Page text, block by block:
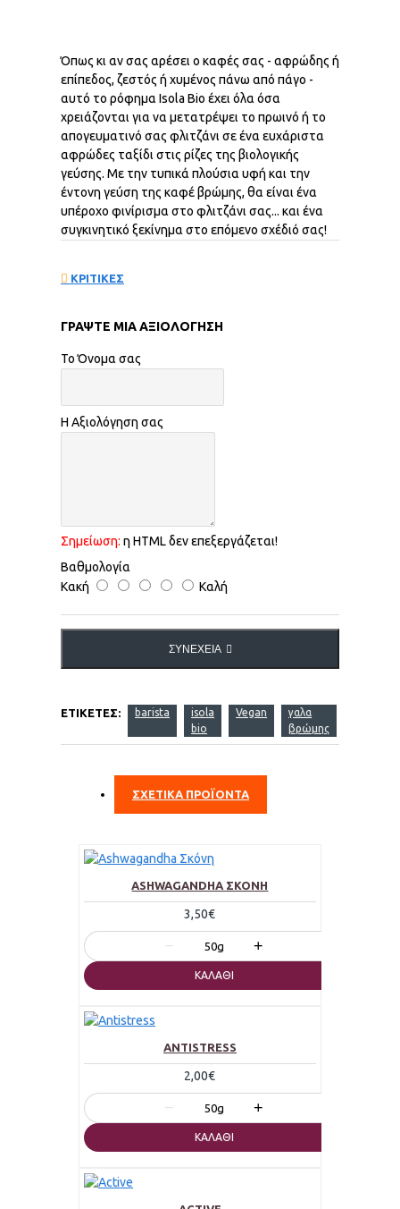
Όπως κι ανσας αρέσει ο καφές σας - αφρώδης ή
επίπεδος, ζεστός ήχυμένος πάνω από πάγο -
αυτό το ρόφημα IsolaBio έχει όλα όσα
χρειάζονται για να μετατρέψει το πρωινό ή το
απογευματινό σας φλιτζάνι σεένα ευχάριστα
αφρώδες ταξίδι στις ρίζες της βιολογικής
γεύσης. Με την τυπικά πλούσια υφήκαι την
έντονηγεύση της καφέβρώμης, θα είναι ένα
υπέροχο φινίρισμα στο φλιτζάνι σας... και ένα
συγκινητικό ξεκίνημα στο επόμενο σχέδιό σας!
ΚΡΙΤΙΚΕΣ
ΓΡΆΨΤΕ ΜΙΑ ΑΞΙΟΛΌΓΗΣΗ
Το Όνομα σας
Η Αξιολόγηση σας
Σημείωση: η HTML δεν επεξεργάζεται!
Βαθμολογία
Κακή
Καλή
ΣΥΝΈΧΕΙΑ
ΕΤΙΚΈΤΕΣ: barista
isola
bio
Vegan
γαλα
βρώμης
ΣΧΕΤΙΚΑ ΠΡΟΪΟΝΤΑ
ASHWAGANDHA ΣΚΌΝΗ
3,50€
− 50g +
ΚΑΛΆΘΙ
ANTISTRESS
2,00€
− 50g +
ΚΑΛΆΘΙ